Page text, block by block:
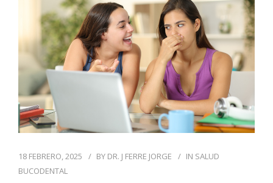
18 FEBRERO, 2025 BY DR. J FERRE JORGE IN SALUD
BUCODENTAL